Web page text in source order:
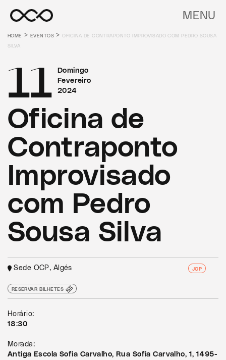
MENU
HOME >EVENTOS >OFICINA DE CONTRAPONTO IMPROVISADO COM PEDRO SOUSA
SILVA
Domingo
Fevereiro
2024
11
Oficina de
Contraponto
Improvisado
com Pedro
Sousa Silva
Sede OCP, Algés JOP
RESERVAR BILHETES
Horário:
18:30
Morada:
Antiga Escola Sofia Carvalho, Rua Sofia Carvalho, 1, 1495-